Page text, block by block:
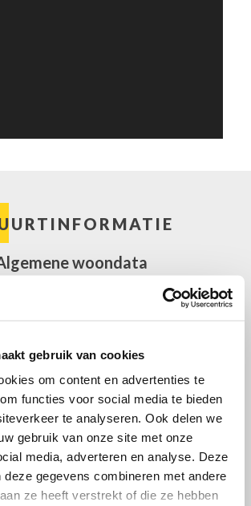
gebruik van cookies
om content en advertenties te
functies voor social media te bieden
te analyseren. Ook delen we
gebruik van onze site met onze
media, adverteren en analyse. Deze
deze gegevens combineren met andere
ze heeft verstrekt of die ze hebben
woondata
38%
Eenpersoons